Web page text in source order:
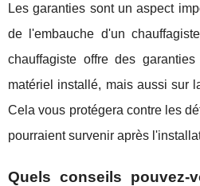
Les garanties sont un aspect
de l'embauche d'un
chauffagiste offre des
matériel installé, mais aussi sur
Cela vous protégera contre les
pourraient survenir après
Quels conseils pouvez-